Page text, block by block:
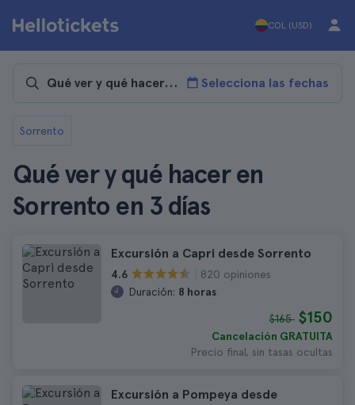
COL (USD)
Selecciona las fechas
Sorrento
Qué ver y qué hacer en
Sorrento en 3 días
Excursión a Capri desde Sorrento
4.6
820 opiniones
Duración: 8 horas
$165 $150
Cancelación GRATUITA
Precio final, sin tasas ocultas
Excursión a Pompeya desde